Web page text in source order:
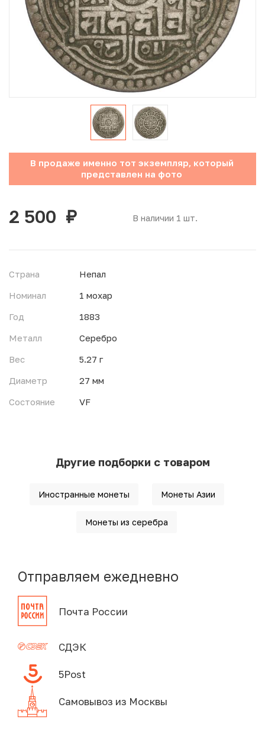
Юбилейные монеты Банка России (с 1999 года)
Памятные и инвестиционные монеты СССР и России
Иностранные монеты
Неофициальные выпуски монет (Unusual)
Античные и средневековые монеты
Наборы монет
Инвестиционные монеты
В продаже именно тот экземпляр, который
представлен на фото
В наличии 1 шт.
2 500 руб.
Страна
Непал
Номинал
1 мохар
Год
1883
Металл
Серебро
Вес
5.27 г
Диаметр
27 мм
Состояние
VF
Другие подборки с товаром
Иностранные монеты Монеты Азии
Монеты из серебра
Отправляем ежедневно
Почта России
СДЭК
5Post
Самовывоз из Москвы